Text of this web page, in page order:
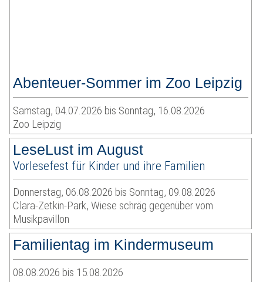
Abenteuer-Sommer im Zoo Leipzig
Samstag, 04.07.2026 bis Sonntag, 16.08.2026
Zoo Leipzig
LeseLust im August
Vorlesefest für Kinder und ihre Familien
Donnerstag, 06.08.2026 bis Sonntag, 09.08.2026
Clara-Zetkin-Park, Wiese schräg gegenüber vom
Musikpavillon
Familientag im Kindermuseum
08.08.2026 bis 15.08.2026